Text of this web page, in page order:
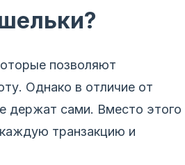
позволяют
Однако в отличие от
держат сами. Вместо этого
транзакцию и